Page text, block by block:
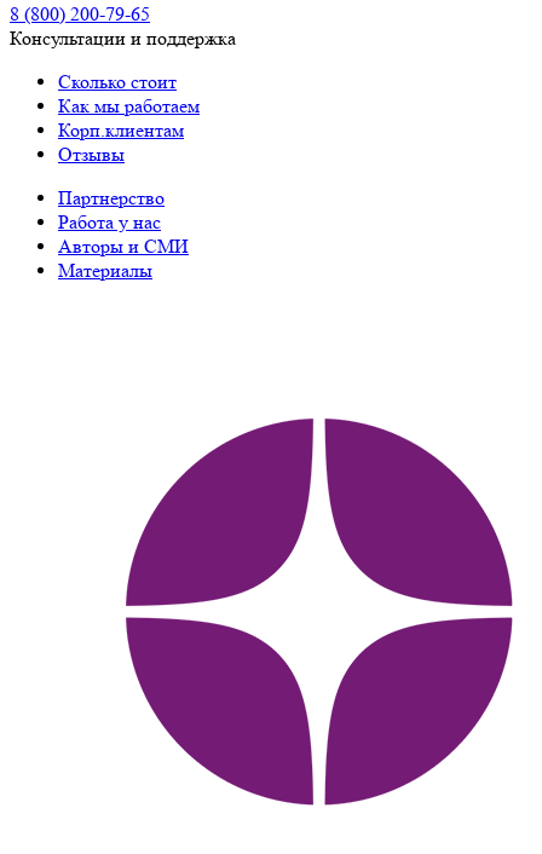
8 (800) 200-79-65
Консультации и поддержка
Сколько стоит
Как мы работаем
Корп.клиентам
Отзывы
Партнерство
Работа у нас
Авторы и СМИ
Материалы